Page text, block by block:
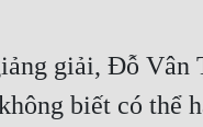
giải, Đỗ Vân
biết có thể